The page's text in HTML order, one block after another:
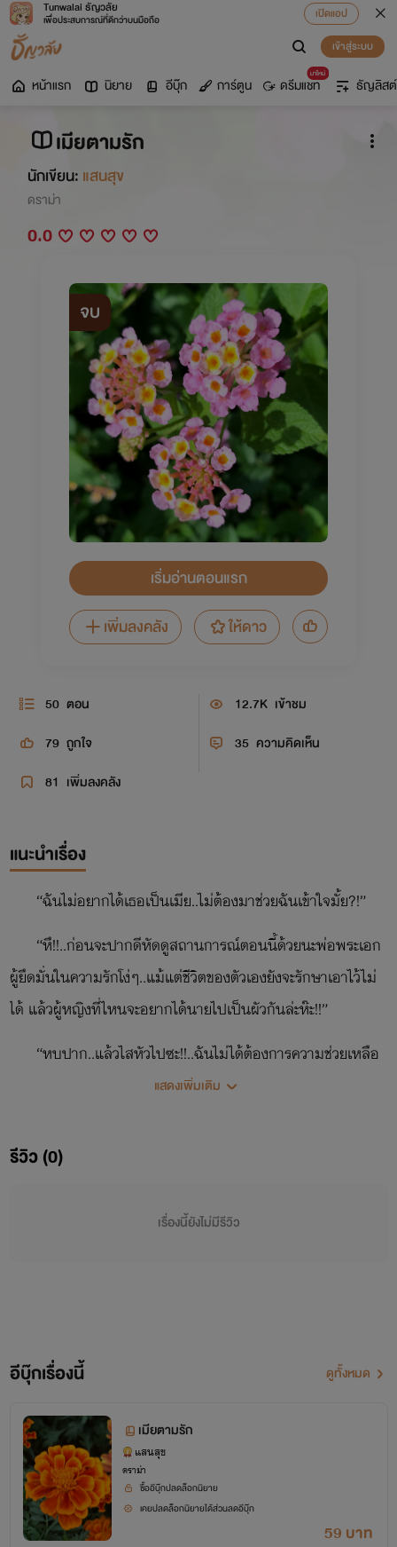
Tunwalai ธัญวลัย
เพื่อประสบการณ์ที่ดีกว่าบนมือถือ
เปิดแอป
เข้าสู่ระบบ
หน้าแรก นิยาย อีบุ๊ก การ์ตูน
มาใหม่
ดรีมแชท ธัญลิสต์
เมียตามรัก
นักเขียน: แสนสุข
ดราม่า
0.0
จบ
เริ่มอ่านตอนแรก
เพิ่มลงคลัง
ให้ดาว
50 ตอน 12.7K เข้าชม
79 ถูกใจ 35 ความคิดเห็น
81 เพิ่มลงคลัง
แนะนำเรื่อง
“ฉันไม่อยากได้เธอเป็นเมีย..ไม่ต้องมาช่วยฉันเข้าใจมั้ย?!”
“หึ!!..ก่อนจะปากดีหัดดูสถานการณ์ตอนนี้ด้วยนะพ่อพระเอก
ผู้ยึดมั่นในความรักโง่ๆ..แม้แต่ชีวิตของตัวเองยังจะรักษาเอาไว้ไม่
ได้ แล้วผู้หญิงที่ไหนจะอยากได้นายไปเป็นผัวกันล่ะห๊ะ!!”
“หุบปาก..แล้วไสหัวไปซะ!!..ฉันไม่ได้ต้องการความช่วยเหลือ
จากเธอ ไม่ต้องเสนอตัวเสือกเข้ามาช่วยฉัน”
ไบซาล ดาร์วิช ต้องการจะแต่งงานกับนาย แล้วนาย..จะมีปัญญา
แสดงเพิ่มเติม
รีวิว (0)
เรื่องนี้ยังไม่มีรีวิว
อีบุ๊กเรื่องนี้ ดูทั้งหมด
เมียตามรัก
แสนสุข
ดราม่า
ซื้ออีบุ๊กปลดล็อกนิยาย
เคยปลดล็อกนิยายได้ส่วนลดอีบุ๊ก
59 บาท